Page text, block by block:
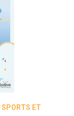
SPORTS ET